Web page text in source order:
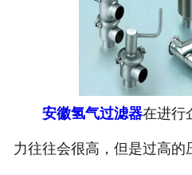
安徽氢气过滤器在进行
力往往会很高，但是过高